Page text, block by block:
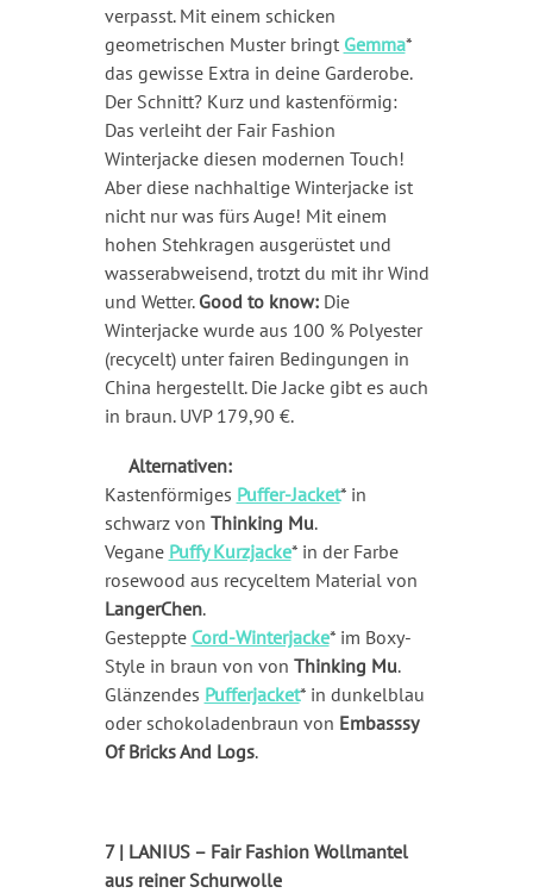
verpasst. Mit einem schicken
geometrischen Muster bringt Gemma*
das gewisse Extra in deine Garderobe.
Der Schnitt? Kurz und kastenförmig:
Das verleiht der Fair Fashion
Winterjacke diesen modernen Touch!
Aber diese nachhaltige Winterjacke ist
nicht nur was fürs Auge! Mit einem
hohen Stehkragen ausgerüstet und
wasserabweisend, trotzt du mit ihr Wind
und Wetter. Good to know:Die
Winterjacke wurde aus 100 % Polyester
(recycelt) unter fairen Bedingungen in
China hergestellt. Die Jacke gibt es auch
in braun. UVP 179,90 €.
Alternativen:
Kastenförmiges Puffer-Jacket* in
schwarz von Thinking Mu.
Vegane Puffy Kurzjacke* in der Farbe
rosewood aus recyceltem Material von
LangerChen.
Gesteppte Cord-Winterjacke* im Boxy-
Style in braun von von Thinking Mu.
Glänzendes Pufferjacket* in dunkelblau
oder schokoladenbraun von Embasssy
Of Bricks And Logs.
7 | LANIUS – Fair Fashion Wollmantel
aus reiner Schurwolle